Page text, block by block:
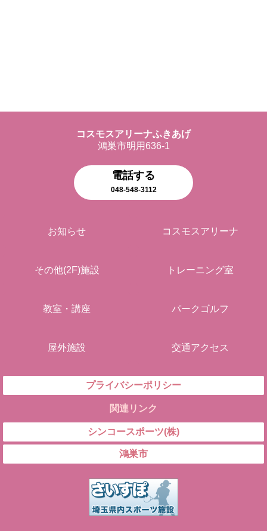
コスモスアリーナふきあげ
鴻巣市明用636-1
電話する
048-548-3112
お知らせ コスモスアリーナ
その他(2F)施設 トレーニング室
教室・講座 パークゴルフ
屋外施設 交通アクセス
プライバシーポリシー
関連リンク
シンコースポーツ(株)
鴻巣市